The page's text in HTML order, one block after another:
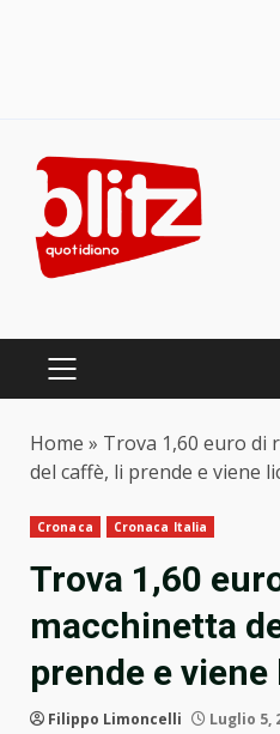
content
PRIMARY
Home » Trova 1,60 euro di
del caffè, li prende e viene
Cronaca Cronaca Italia
Trova 1,60
macchinetta
prende e
Filippo Limoncelli Luglio 5,